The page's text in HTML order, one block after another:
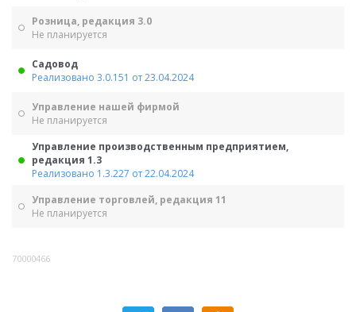
Розница, редакция 3.0
Не планируется
Садовод
Реализовано 3.0.151 от 23.04.2024
Управление нашей фирмой
Не планируется
Управление производственным предприятием,
редакция 1.3
Реализовано 1.3.227 от 22.04.2024
Управление торговлей, редакция 11
Не планируется
70000466